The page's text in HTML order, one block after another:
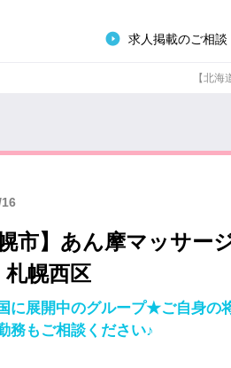
求人掲載のご相
【北
幌市】あん摩マッサ
幌西区
に展開中のグループ★ご自身
務もご相談ください♪